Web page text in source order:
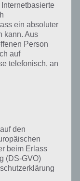
entstehen. Es gibt
Häuser handelt, deren
meistens im Stadium
überlassen.
ein Haus von einer
hundert Jahren
als Zuhause der
viele von ihnen
Wiederaufbau lohnt
alter Burgen und
ein absoluter
kann. Aus
Person
auf
telefonisch, an
den
beim Erlass
(DS-GVO)